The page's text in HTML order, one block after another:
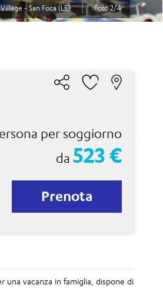
- San Foca (LE) Foto 2/4
per soggiorno
da 523 €
Prenota
una vacanza in famiglia, dispone di